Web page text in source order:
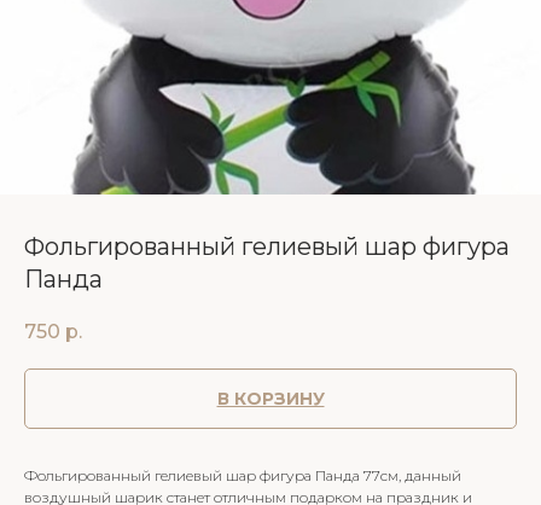
Фольгированный гелиевый шар фигура
Панда
750 р.
В КОРЗИНУ
Фольгированный гелиевый шар фигура Панда 77см, данный
воздушный шарик станет отличным подарком на праздник и